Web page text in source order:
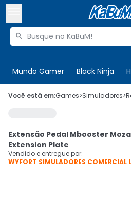
Buscar produtos

Mundo Gamer Black Ninja
 Olá. Acesse sua conta
Cupons
Mais Vendidos
CADASTRE-
Você está em:Games>Simuladores>
Extensão Pedal Mbooster
Extension Plate
Vendido e entregue por:
WYFORT SIMULADORES COMERCIAL